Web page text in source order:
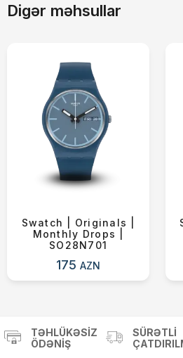
Digər məhsullar
Swatch | Originals |
Monthly Drops |
SO28N701
175AZN
TƏHLÜKƏSIZ
ÖDƏNIŞ
SÜRƏTLI